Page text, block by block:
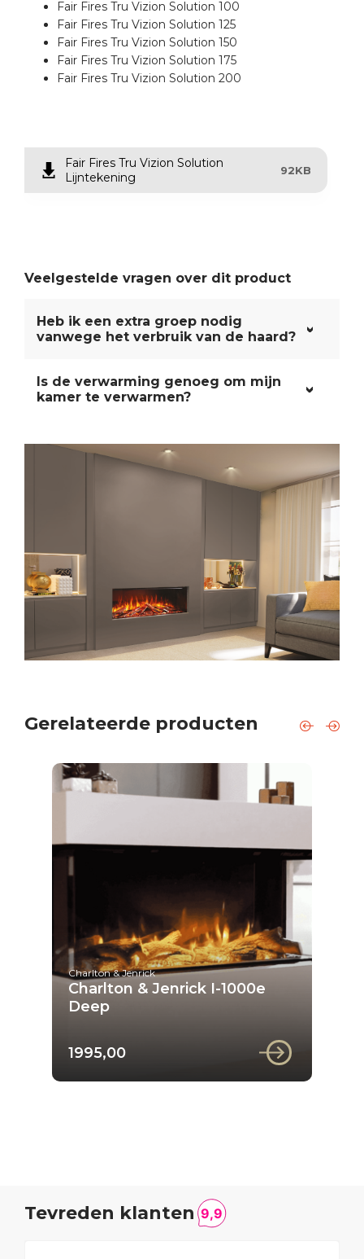
Fair Fires Tru Vizion Solution 100
Fair Fires Tru Vizion Solution 125
Fair Fires Tru Vizion Solution 150
Fair Fires Tru Vizion Solution 175
Fair Fires Tru Vizion Solution 200
Fair Fires Tru Vizion Solution
Lijntekening
92KB
Veelgestelde vragen over dit product
Heb ik een extra groep nodig
vanwege het verbruik van de haard?
Is de verwarming genoeg om mijn
kamer te verwarmen?
Gerelateerde producten
Charlton & Jenrick
Charlton & Jenrick I-1000e
Deep
1995,00
Tevreden klanten